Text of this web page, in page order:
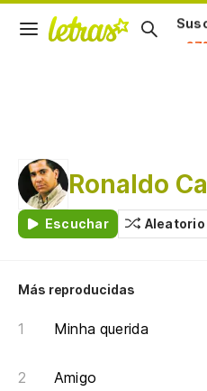
Ronaldo
Escuchar Aleatorio
Más reproducidas
Minha querida
Amigo